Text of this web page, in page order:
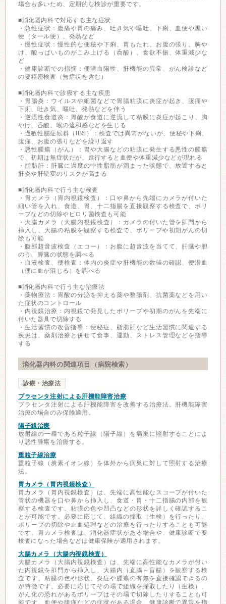
場合も多いため、定期的な検診が重要です。
■消化器内科で対応する主な症状
・急性症状：腹痛や胃の痛み、吐き気や嘔吐、下痢、血便や黒い
便（タール便）、発熱など
・慢性症状：慢性的な便秘や下痢、胃もたれ、お腹の張り、胸や
け、酸っぱいものがこみ上げる（呑酸）、食欲不振、体重減少な
ど
・健康診断での指摘：便潜血陽性、肝機能の異常、がん検診など
の要精密検査（無症状を含む）
■消化器内科で診療する主な疾患
・胃腸炎：ウイルスや細菌などで胃腸粘膜に炎症が起き、腹痛や
下痢、吐き気、嘔吐、発熱などを伴う
・逆流性食道炎：胃酸が食道に逆流して粘膜に炎症が起こり、胸
やけ、呑酸、喉の違和感などを生じる
・過敏性腸症候群（IBS）：検査では異常がないが、便秘や下痢、
腹痛、お腹の張りなどを繰り返す
・悪性腫瘍（がん）：胃や大腸などの粘膜に発生する悪性の腫瘍
で、初期は無症状だが、進行すると血便や体重減少などが現れる
・脂肪肝：肝臓に過度の中性脂肪が溜まった状態で、放置すると
肝炎や肝硬変のリスクが高まる
■消化器内科で行う主な検査
・胃カメラ（胃内視鏡検査）：口や鼻から先端にカメラが付いた
細い管を入れ、食道、胃、十二指腸を直接観察する検査で、ポリ
ープなどの切除やピロリ菌検査も可能
・大腸カメラ（大腸内視鏡検査）：カメラの付いた管を肛門から
挿入し、大腸の粘膜を観察する検査で、ポリープや初期がんの切
除も可能
・腹部超音波検査（エコー）：お腹に超音波を当てて、肝臓や胆
のう、膵臓の状態を調べる
・血液検査、便検査：体内の炎症や肝機能の数値の確認、便潜血
（便に血が混じる）を調べる
■消化器内科で行う主な治療法
・薬物療法：胃酸の分泌を抑える薬や整腸剤、抗菌薬などを用い
た症状のコントロール
・内視鏡治療：内視鏡で発見したポリープや初期のがんを先端に
付いた器具で切除する
・生活習慣の改善指導：便秘症、脂肪肝など生活習慣に関連する
疾患は、薬剤治療と併せて食事、運動、ストレス管理などを指導
する
消化器内科の関連項目（病院検索）
診療・治療法
プラセンタ注射による肝機能障害治療
プラセンタ注射による肝機能障害を改善する治療法。肝機能障害
治療の場合のみ保険適用。
陽子線治療
放射線の一種である粒子線（陽子線）を病巣に照射することによ
り悪性腫瘍を治療する。
重粒子線治療
重粒子線（炭素イオン線）を体外から病巣に対して照射する治療
法。
胃カメラ（胃内視鏡検査）
胃カメラ（胃内視鏡検査）は、先端に高性能なスコープが付いた
管状の機器を口や鼻から挿入し、食道・胃・十二指腸の内部を観
察する検査です。粘膜の色や凹凸などの形状を詳しく確認するこ
とが可能です。必要に応じて、組織の採取（生検）を行ったり、
ポリープの切除や止血処理などの治療を行ったりすることも可能
です。胃カメラ検査は、消化器症状がある場合や、健康診断で要
検査になった場合などは健康保険が適用されます。
大腸カメラ（大腸内視鏡検査）
大腸カメラ（大腸内視鏡検査）は、先端に高性能なカメラが付い
た内視鏡を肛門から挿入し、大腸内（直腸～盲腸）を観察する検
査です。粘膜の色や形状、炎症や腫瘍の有無を直接確認できるの
が特徴です。必要に応じてその場で組織を採取したり（生検）、
がん化の恐れがあるポリープはその場で切除したりすることも可
能です。血便や腹痛などの症状がある場合、健康診断で異常を指